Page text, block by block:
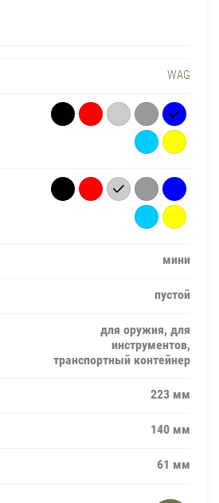
WAG
мини
пустой
для оружия, для
инструментов,
транспортный контейнер
223 мм
140 мм
61 мм